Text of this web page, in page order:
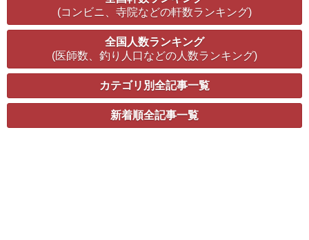
(コンビニ、寺院などの軒数ランキング)
全国人数ランキング
(医師数、釣り人口などの人数ランキング)
カテゴリ別全記事一覧
新着順全記事一覧